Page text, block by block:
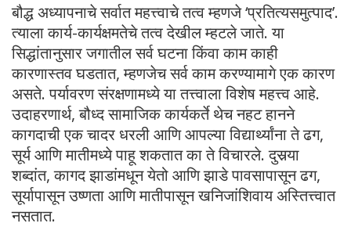
बौद्ध अध्यापनाचे सर्वात महत्त्वाचे तत्व म्हणजे ‘प्रतित्यसमुत्पाद’.
त्याला कार्य-कार्यक्षमतेचे तत्व देखील म्हटले जाते. या
सिद्धांतानुसार जगातील सर्व घटना किंवा काम काही
कारणास्तव घडतात, म्हणजेच सर्व काम करण्यामागे एक कारण
असते. पर्यावरण संरक्षणामध्ये या तत्त्वाला विशेष महत्त्व आहे.
उदाहरणार्थ, बौध्द सामाजिक कार्यकर्ते थेच नहट हानने
कागदाची एक चादर धरली आणि आपल्या विद्यार्थ्यांना ते ढग,
सूर्य आणि मातीमध्ये पाहू शकतात का ते विचारले. दुसर्‍या
शब्दांत, कागद झाडांमधून येतो आणि झाडे पावसापासून ढग,
सूर्यापासून उष्णता आणि मातीपासून खनिजांशिवाय अस्तित्त्वात
नसतात.